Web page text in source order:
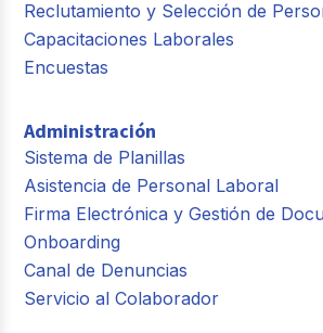
Reclutamiento y Selección de
Capacitaciones Laborales
Encuestas
Administración
Sistema de Planillas
Asistencia de Personal Laboral
Firma Electrónica y Gestión de
Onboarding
Canal de Denuncias
Servicio al Colaborador